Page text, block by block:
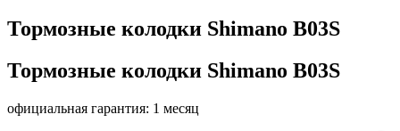
Тормозные колодки Shimano B03S
Тормозные колодки Shimano B03S
официальная гарантия: 1 месяц